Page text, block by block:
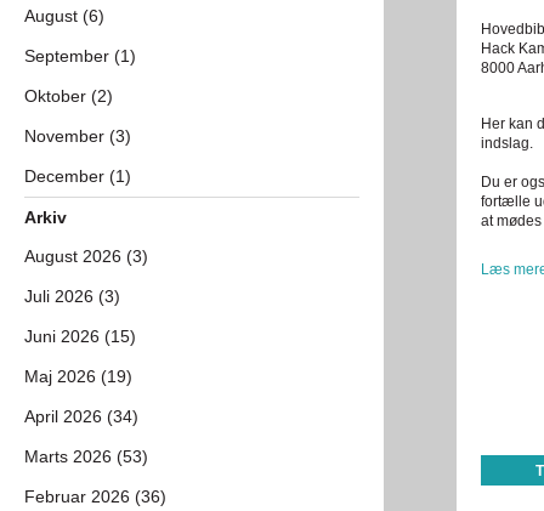
Hack
8000
Her kan
indslag.
Du er
fortælle
at
Læs
August (6)
September (1)
Oktober (2)
November (3)
December (1)
Arkiv
August 2026 (3)
Juli 2026 (3)
Juni 2026 (15)
Maj 2026 (19)
April 2026 (34)
Marts 2026 (53)
Februar 2026 (36)